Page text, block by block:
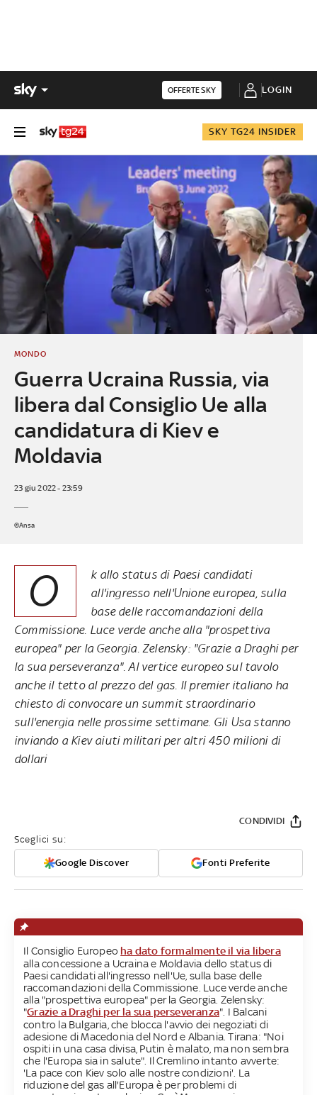
OFFERTE SKY LOGIN
SKY TG24 INSIDER
Guerra Ucraina Russia, via
libera dal Consiglio Ue alla
candidatura di Kiev e
Moldavia
MONDO
23 giu 2022 - 23:59
©Ansa
O
k allo status di Paesi candidati
all'ingresso nell'Unione europea, sulla
base delle raccomandazioni della
Commissione. Luce verde anche alla "prospettiva
europea" per la Georgia. Zelensky: "Grazie a Draghi per
la sua perseveranza". Al vertice europeo sul tavolo
anche il tetto al prezzo del gas. Il premier italiano ha
chiesto di convocare un summit straordinario
sull'energia nelle prossime settimane. Gli Usa stanno
inviando a Kiev aiuti militari per altri 450 milioni di
dollari
Sceglici su:
Google Discover Fonti Preferite
CONDIVIDI
Il Consiglio Europeo ha dato formalmente il via libera
alla concessione a Ucraina e Moldavia dello status di
Paesi candidati all'ingresso nell'Ue, sulla base delle
raccomandazioni della Commissione. Luce verde anche
alla "prospettiva europea" per la Georgia. Zelensky:
"Grazie a Draghi per la sua perseveranza". I Balcani
contro la Bulgaria, che blocca l'avvio dei negoziati di
adesione di Macedonia del Nord e Albania. Tirana: "Noi
ospiti in una casa divisa, Putin è malato, ma non sembra
che l'Europa sia in salute". Il Cremlino intanto avverte:
'La pace con Kiev solo alle nostre condizioni'. La
riduzione del gas all'Europa è per problemi di